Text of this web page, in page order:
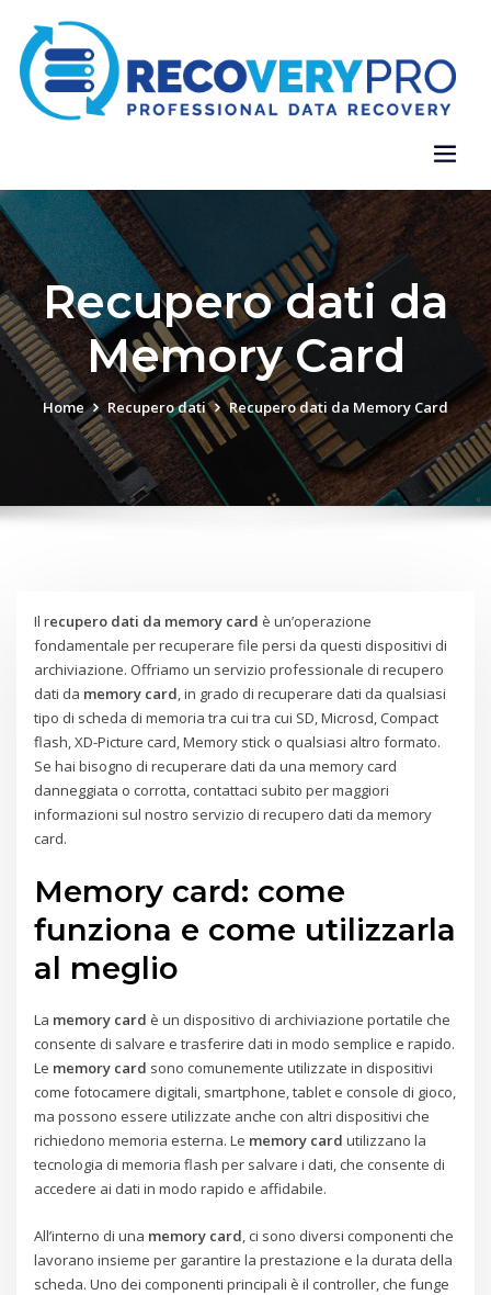
Recupero dati da
Memory Card
Home Recupero dati Recupero dati da Memory Card
Il recupero dati da memory card è un’operazione
fondamentale per recuperare file persi da questi dispositivi di
archiviazione. Offriamo un servizio professionale di recupero
dati da memory card, in grado di recuperare dati da qualsiasi
tipo di scheda di memoria tra cui tra cui SD, Microsd, Compact
flash, XD-Picture card, Memory stick o qualsiasi altro formato.
Se hai bisogno di recuperare dati da una memory card
danneggiata o corrotta, contattaci subito per maggiori
informazioni sul nostro servizio di recupero dati da memory
card.
Memory card: come
funziona e come utilizzarla
al meglio
La memory card è un dispositivo di archiviazione portatile che
consente di salvare e trasferire dati in modo semplice e rapido.
Le memory card sono comunemente utilizzate in dispositivi
come fotocamere digitali, smartphone, tablet e console di gioco,
ma possono essere utilizzate anche con altri dispositivi che
richiedono memoria esterna. Le memory card utilizzano la
tecnologia di memoria flash per salvare i dati, che consente di
accedere ai dati in modo rapido e affidabile.
All’interno di una memory card, ci sono diversi componenti che
lavorano insieme per garantire la prestazione e la durata della
scheda. Uno dei componenti principali è il controller, che funge